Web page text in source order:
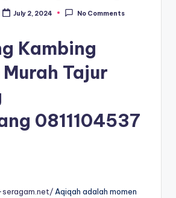
July 2, 2024 No Comments
Kambing
Tajur
0811104537
Aqiqah adalah momen